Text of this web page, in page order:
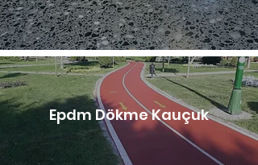
Epdm Dökme Kauçuk